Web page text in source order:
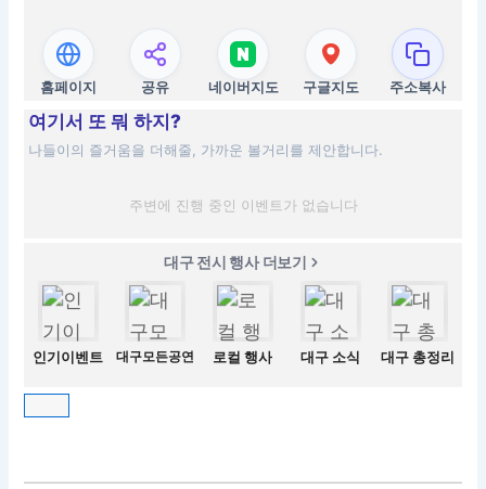
홈페이지 공유 네이버지도 구글지도 주소복사
여기서 또 뭐 하지?
나들이의 즐거움을 더해줄, 가까운 볼거리를 제안합니다.
주변에 진행 중인 이벤트가 없습니다
대구 전시 행사 더보기
인기이벤트 대구모든공연 로컬 행사 대구 소식 대구 총정리